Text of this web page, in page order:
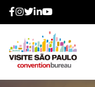
Facebook
Instagram
Twitter
LinkedIn